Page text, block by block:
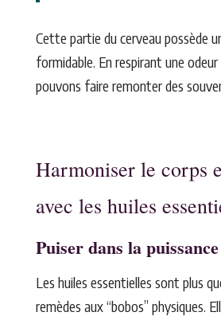
Cette partie du cerveau possède
formidable. En respirant une
pouvons faire remonter des
Harmoniser le corps
avec les huiles
Puiser dans la
Les huiles essentielles sont plus
remèdes aux “bobos” physiques.